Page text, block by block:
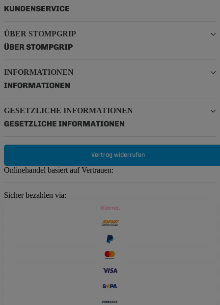
KUNDENSERVICE
ÜBER STOMPGRIP
ÜBER STOMPGRIP
INFORMATIONEN
INFORMATIONEN
GESETZLICHE INFORMATIONEN
GESETZLICHE INFORMATIONEN
Vertrag widerrufen
Onlinehandel basiert auf Vertrauen:
Sicher bezahlen via: